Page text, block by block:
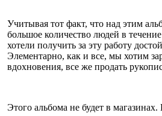
Учитывая тот факт, что над этим
большое количество людей в
хотели получить за эту работу
Элементарно, как и все, мы хотим
вдохновения, все же продать
Этого альбома не будет в